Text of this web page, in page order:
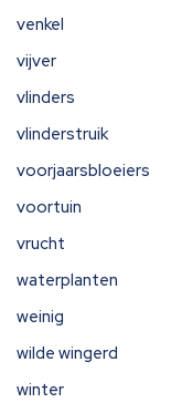
venkel
vijver
vlinders
vlinderstruik
voorjaarsbloeiers
voortuin
vrucht
waterplanten
weinig
wilde wingerd
winter